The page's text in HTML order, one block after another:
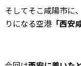
そしてそこ咸陽市に
りになる空港 「西安
もっとお得に！